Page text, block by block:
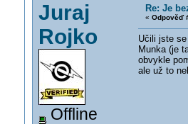
Juraj
Rojko
Offline
Re: Je
« Odpověď
Učili jste
Munka (je
obvykle
ale už to